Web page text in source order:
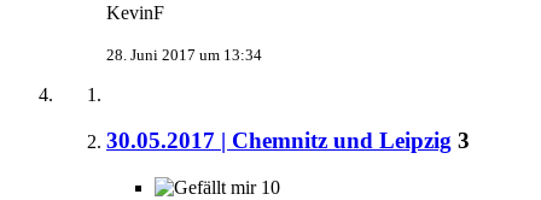
KevinF
28. Juni 2017 um 13:34
30.05.2017 | Chemnitz und Leipzig 3
10